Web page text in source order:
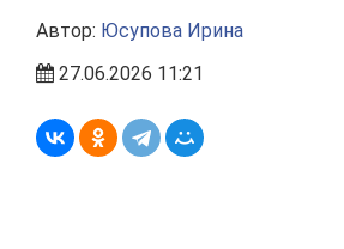
Автор: Юсупова Ирина
27.06.2026 11:21